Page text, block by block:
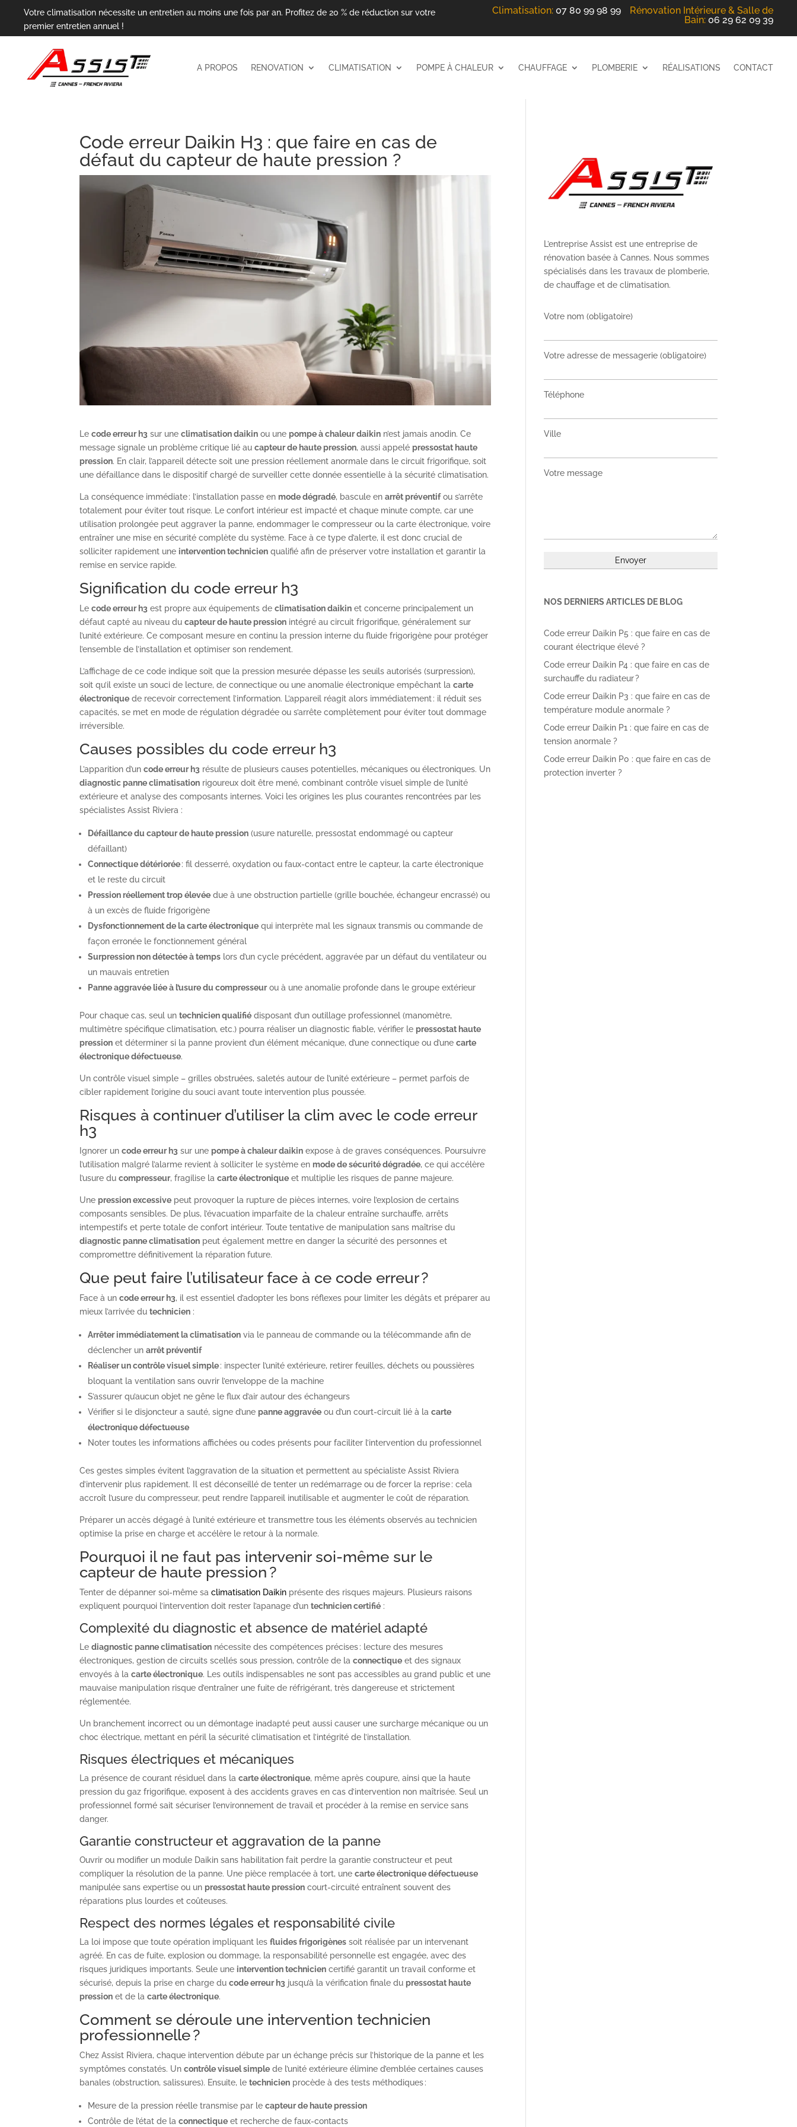
Votre climatisation nécessite un entretien au moins une fois par an. Profitez de 20 % de réduction sur votre
premier entretien annuel !
Climatisation: 07 80 99 98 99 Rénovation Intérieure & Salle de
Bain: 06 29 62 09 39
A PROPOS RENOVATION CLIMATISATION POMPE À CHALEUR CHAUFFAGE PLOMBERIE RÉALISATIONS CONTACT
Code erreur Daikin H3 : que faire en cas de
défaut du capteur de haute pression ?
Lecode erreur h3 sur uneclimatisation daikin ou une pompe à chaleur daikin n’est jamais anodin. Ce
message signale un problème critique lié aucapteur de haute pression, aussi appelé pressostat haute
pression. En clair, l’appareil détecte soit une pression réellement anormale dans le circuit frigorifique, soit
une défaillance dans le dispositif chargé de surveiller cette donnée essentielle à la sécurité climatisation.
La conséquence immédiate : l’installation passe en mode dégradé, bascule enarrêt préventifou s’arrête
totalement pour éviter tout risque. Le confort intérieur est impacté et chaque minute compte, car une
utilisation prolongée peut aggraver la panne, endommager le compresseur ou la carte électronique, voire
entraîner une mise en sécurité complète du système. Face à ce type d’alerte, il est donc crucial de
solliciter rapidement une intervention technicien qualifié afin de préserver votre installation et garantir la
remise en service rapide.
Signification du code erreur h3
Lecode erreur h3 est propre aux équipements declimatisation daikin et concerne principalement un
défaut capté au niveau ducapteur de haute pression intégré au circuit frigorifique, généralement sur
l’unité extérieure. Ce composant mesure en continu la pression interne du fluide frigorigène pour protéger
l’ensemble de l’installation et optimiser son rendement.
L’affichage de ce code indique soit que la pression mesurée dépasse les seuils autorisés (surpression),
soit qu’il existe un souci de lecture, de connectique ou une anomalie électronique empêchant lacarte
électronique de recevoir correctement l’information. L’appareil réagit alors immédiatement : il réduit ses
capacités, se met en mode de régulation dégradée ou s’arrête complètement pour éviter tout dommage
irréversible.
Causes possibles du code erreur h3
L’apparition d’uncode erreur h3 résulte de plusieurs causes potentielles, mécaniques ou électroniques. Un
diagnostic panne climatisation rigoureux doit être mené, combinant contrôle visuel simple de l’unité
extérieure et analyse des composants internes. Voici les origines les plus courantes rencontrées par les
spécialistes Assist Riviera :
Défaillance du capteur de haute pression (usure naturelle, pressostat endommagé ou capteur
défaillant)
Connectique détériorée: fil desserré, oxydation ou faux-contact entre le capteur, la carte électronique
et le reste du circuit
Pression réellement trop élevée due à une obstruction partielle (grille bouchée, échangeur encrassé) ou
à un excès de fluide frigorigène
Dysfonctionnement de la carte électronique qui interprète mal les signaux transmis ou commande de
façon erronée le fonctionnement général
Surpression non détectée à temps lors d’un cycle précédent, aggravée par un défaut du ventilateur ou
un mauvais entretien
Panne aggravée liée à l’usure du compresseurou à une anomalie profonde dans le groupe extérieur
Pour chaque cas, seul untechnicien qualifié disposant d’un outillage professionnel (manomètre,
multimètre spécifique climatisation, etc.) pourra réaliser un diagnostic fiable, vérifier le pressostat haute
pression et déterminer si la panne provient d’un élément mécanique, d’une connectique ou d’unecarte
électronique défectueuse.
Un contrôle visuel simple – grilles obstruées, saletés autour de l’unité extérieure – permet parfois de
cibler rapidement l’origine du souci avant toute intervention plus poussée.
Risques à continuer d’utiliser la clim avec le code erreur
h3
Ignorer uncode erreur h3 sur une pompe à chaleur daikin expose à de graves conséquences. Poursuivre
l’utilisation malgré l’alarme revient à solliciter le système en mode de sécurité dégradée, ce qui accélère
l’usure ducompresseur, fragilise lacarte électronique et multiplie les risques de panne majeure.
Une pression excessive peut provoquer la rupture de pièces internes, voire l’explosion de certains
composants sensibles. De plus, l’évacuation imparfaite de la chaleur entraîne surchauffe, arrêts
intempestifs et perte totale de confort intérieur. Toute tentative de manipulation sans maîtrise du
diagnostic panne climatisation peut également mettre en danger la sécurité des personnes et
compromettre définitivement la réparation future.
Que peut faire l’utilisateur face à ce code erreur ?
Face à uncode erreur h3, il est essentiel d’adopter les bons réflexes pour limiter les dégâts et préparer au
mieux l’arrivée dutechnicien :
Arrêter immédiatement la climatisation via le panneau de commande ou la télécommande afin de
déclencher unarrêt préventif
Réaliser un contrôle visuel simple: inspecter l’unité extérieure, retirer feuilles, déchets ou poussières
bloquant la ventilation sans ouvrir l’enveloppe de la machine
S’assurer qu’aucun objet ne gêne le flux d’air autour des échangeurs
Vérifier si le disjoncteur a sauté, signe d’une panne aggravée ou d’un court-circuit lié à lacarte
électronique défectueuse
Noter toutes les informations affichées ou codes présents pour faciliter l’intervention du professionnel
Ces gestes simples évitent l’aggravation de la situation et permettent au spécialiste Assist Riviera
d’intervenir plus rapidement. Il est déconseillé de tenter un redémarrage ou de forcer la reprise : cela
accroît l’usure du compresseur, peut rendre l’appareil inutilisable et augmenter le coût de réparation.
Préparer un accès dégagé à l’unité extérieure et transmettre tous les éléments observés au technicien
optimise la prise en charge et accélère le retour à la normale.
Pourquoi il ne faut pas intervenir soi-même sur le
capteur de haute pression ?
Tenter de dépanner soi-même saclimatisation Daikin présente des risques majeurs. Plusieurs raisons
expliquent pourquoi l’intervention doit rester l’apanage d’untechnicien certifié :
Complexité du diagnostic et absence de matériel adapté
Lediagnostic panne climatisation nécessite des compétences précises : lecture des mesures
électroniques, gestion de circuits scellés sous pression, contrôle de laconnectique et des signaux
envoyés à lacarte électronique. Les outils indispensables ne sont pas accessibles au grand public et une
mauvaise manipulation risque d’entraîner une fuite de réfrigérant, très dangereuse et strictement
réglementée.
Un branchement incorrect ou un démontage inadapté peut aussi causer une surcharge mécanique ou un
choc électrique, mettant en péril la sécurité climatisation et l’intégrité de l’installation.
Risques électriques et mécaniques
La présence de courant résiduel dans lacarte électronique, même après coupure, ainsi que la haute
pression du gaz frigorifique, exposent à des accidents graves en cas d’intervention non maîtrisée. Seul un
professionnel formé sait sécuriser l’environnement de travail et procéder à la remise en service sans
danger.
Garantie constructeur et aggravation de la panne
Ouvrir ou modifier un module Daikin sans habilitation fait perdre la garantie constructeur et peut
compliquer la résolution de la panne. Une pièce remplacée à tort, unecarte électronique défectueuse
manipulée sans expertise ou un pressostat haute pression court-circuité entraînent souvent des
réparations plus lourdes et coûteuses.
Respect des normes légales et responsabilité civile
La loi impose que toute opération impliquant lesfluides frigorigènes soit réalisée par un intervenant
agréé. En cas de fuite, explosion ou dommage, la responsabilité personnelle est engagée, avec des
risques juridiques importants. Seule une intervention technicien certifié garantit un travail conforme et
sécurisé, depuis la prise en charge ducode erreur h3 jusqu’à la vérification finale du pressostat haute
pression et de lacarte électronique.
Comment se déroule une intervention technicien
professionnelle ?
Chez Assist Riviera, chaque intervention débute par un échange précis sur l’historique de la panne et les
symptômes constatés. Uncontrôle visuel simple de l’unité extérieure élimine d’emblée certaines causes
banales (obstruction, salissures). Ensuite, letechnicien procède à des tests méthodiques :
Mesure de la pression réelle transmise par lecapteur de haute pression
Contrôle de l’état de laconnectique et recherche de faux-contacts
L’entreprise Assist est une entreprise de
rénovation basée à Cannes. Nous sommes
spécialisés dans les travaux de plomberie,
de chauffage et de climatisation.
Votre nom (obligatoire)
Votre adresse de messagerie (obligatoire)
Téléphone
Ville
Votre message
NOS DERNIERS ARTICLES DE BLOG
Code erreur Daikin P5 : que faire en cas de
courant électrique élevé ?
Code erreur Daikin P4 : que faire en cas de
surchauffe du radiateur ?
Code erreur Daikin P3 : que faire en cas de
température module anormale ?
Code erreur Daikin P1 : que faire en cas de
tension anormale ?
Code erreur Daikin P0 : que faire en cas de
protection inverter ?